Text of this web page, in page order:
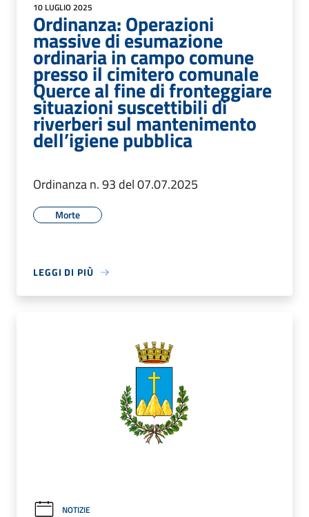
10 LUGLIO 2025
Ordinanza: Operazioni
massive di esumazione
ordinaria in campo comune
presso il cimitero comunale
Querce al fine di fronteggiare
situazioni suscettibili di
riverberi sul mantenimento
dell’igiene pubblica
Ordinanza n. 93 del 07.07.2025
Morte
LEGGI DI PIÙ
NOTIZIE